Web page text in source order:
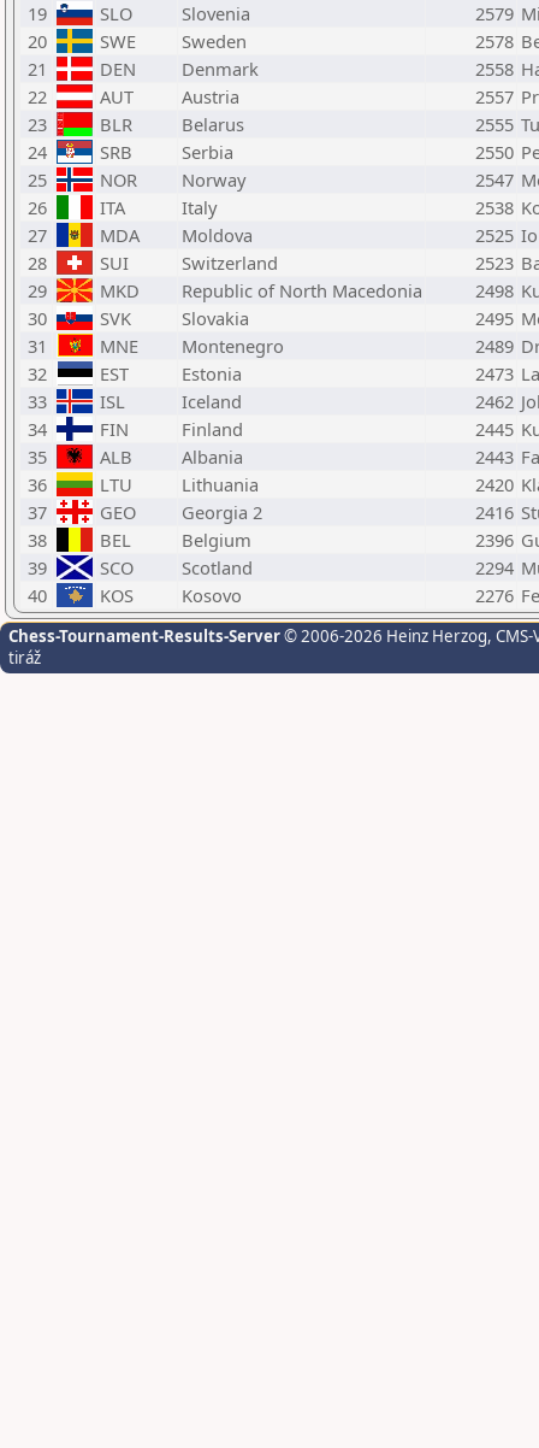
19
SLO Slovenia 2579
20
SWE Sweden 2578
21
DEN Denmark 2558
22
AUT Austria 2557
23
BLR Belarus 2555
24
SRB Serbia 2550
25
NOR Norway 2547
26
ITA Italy 2538
27
MDA Moldova 2525
28
SUI Switzerland 2523
29
MKD Republic of North Macedonia 2498
30
SVK Slovakia 2495
31
MNE Montenegro 2489
32
EST Estonia 2473
33
ISL Iceland 2462
34
FIN Finland 2445
35
ALB Albania 2443
36
LTU Lithuania 2420
37
GEO Georgia 2 2416
38
BEL Belgium 2396
39
SCO Scotland 2294
40
KOS Kosovo 2276
Chess-Tournament-Results-Server© 2006-2026 Heinz Herzog,
tiráž